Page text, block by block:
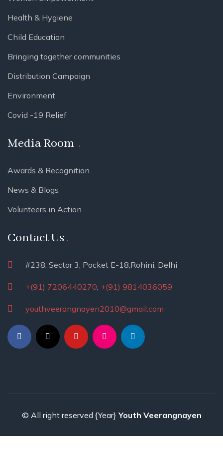
Health & Hygiene
Child Education
Bringing together communities
Distribution Campaign
Environment
Covid -19 Relief
Media Room
Awards & Recognition
News & Blogs
Volunteers in Action
Contact Us
#238, Sector 3, Pocket E-18,Rohini, Delhi
+(91) 7206440270 +(91) 9814036059
youthveerangnayen2010@gmail.com
© All right reserved {Year} Youth Veerangnayen